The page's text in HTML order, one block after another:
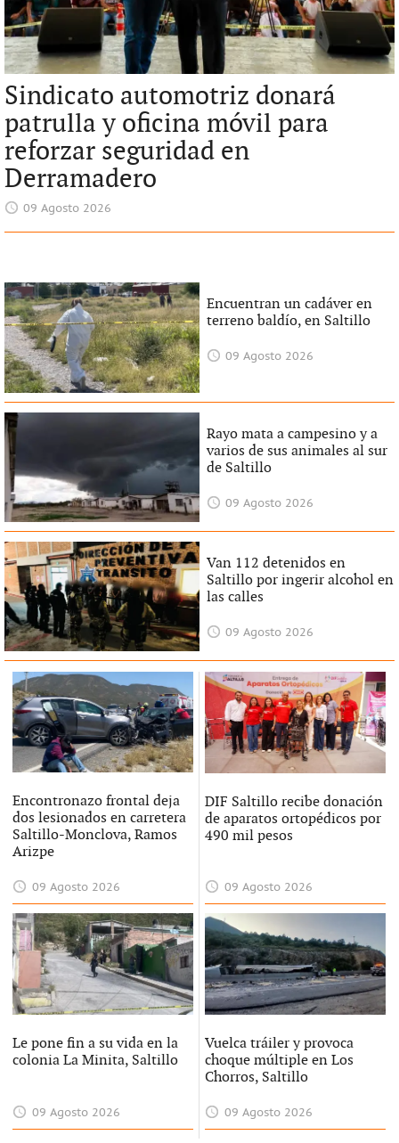
Sindicato automotriz donará
patrulla y oficina móvil para
reforzar seguridad en
Derramadero
09 Agosto 2026
Encuentran un cadáver en
terreno baldío, en Saltillo
09 Agosto 2026
Rayo mata a campesino y a
varios de sus animales al sur
de Saltillo
09 Agosto 2026
Van 112 detenidos en
Saltillo por ingerir alcohol en
las calles
09 Agosto 2026
Encontronazo frontal deja
dos lesionados en carretera
Saltillo-Monclova, Ramos
Arizpe
09 Agosto 2026
DIF Saltillo recibe donación
de aparatos ortopédicos por
490 mil pesos
09 Agosto 2026
Le pone fin a su vida en la
colonia La Minita, Saltillo
09 Agosto 2026
Vuelca tráiler y provoca
choque múltiple en Los
Chorros, Saltillo
09 Agosto 2026